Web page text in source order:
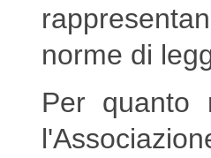
norme di
Per quanto